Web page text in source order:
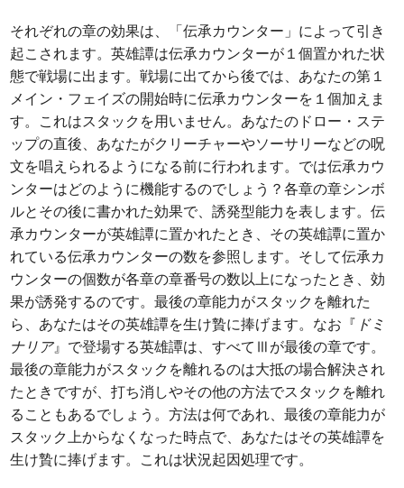
それぞれの章の効果は、「伝承カウンター」によって引き
起こされます。英雄譚は伝承カウンターが１個置かれた状
態で戦場に出ます。戦場に出てから後では、あなたの第１
メイン・フェイズの開始時に伝承カウンターを１個加えま
す。これはスタックを用いません。あなたのドロー・ステ
ップの直後、あなたがクリーチャーやソーサリーなどの呪
文を唱えられるようになる前に行われます。では伝承カウ
ンターはどのように機能するのでしょう？各章の章シンボ
ルとその後に書かれた効果で、誘発型能力を表します。伝
承カウンターが英雄譚に置かれたとき、その英雄譚に置か
れている伝承カウンターの数を参照します。そして伝承カ
ウンターの個数が各章の章番号の数以上になったとき、効
果が誘発するのです。最後の章能力がスタックを離れた
ら、あなたはその英雄譚を生け贄に捧げます。なお『 ドミ
ナリア』で登場する英雄譚は、すべてⅢが最後の章です。
最後の章能力がスタックを離れるのは大抵の場合解決され
たときですが、打ち消しやその他の方法でスタックを離れ
ることもあるでしょう。方法は何であれ、最後の章能力が
スタック上からなくなった時点で、あなたはその英雄譚を
生け贄に捧げます。これは状況起因処理です。